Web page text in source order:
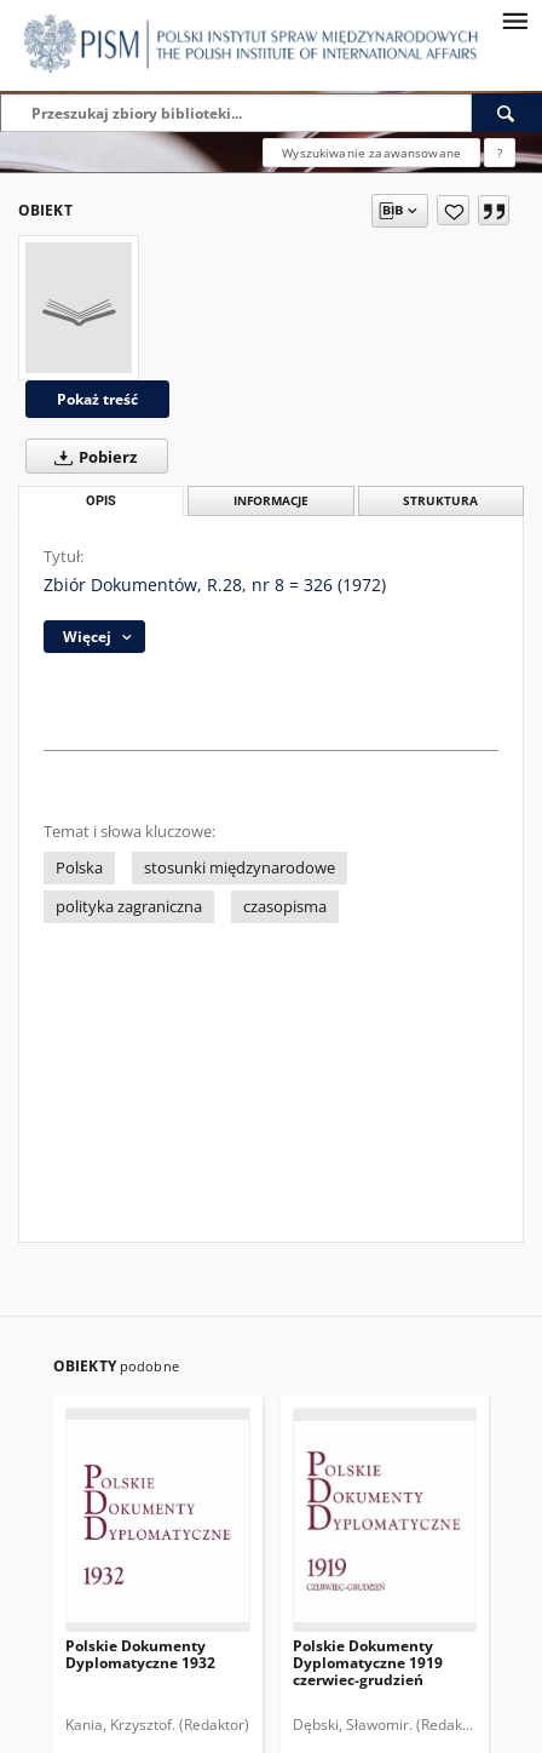
Wyszukiwanie zaawansowane ?
OBIEKT
Pokaż treść
Pobierz
OPIS INFORMACJE STRUKTURA
Tytuł:
Zbiór Dokumentów, R.28, nr 8 = 326 (1972)
Więcej
Temat i słowa kluczowe:
Polska
stosunki międzynarodowe
polityka zagraniczna
czasopisma
OBIEKTY podobne
Polskie Dokumenty
Dyplomatyczne 1932
Kania, Krzysztof. (Redaktor)
Polskie Dokumenty
Dyplomatyczne 1919
czerwiec-grudzień
Dębski, Sławomir. (Redaktor)